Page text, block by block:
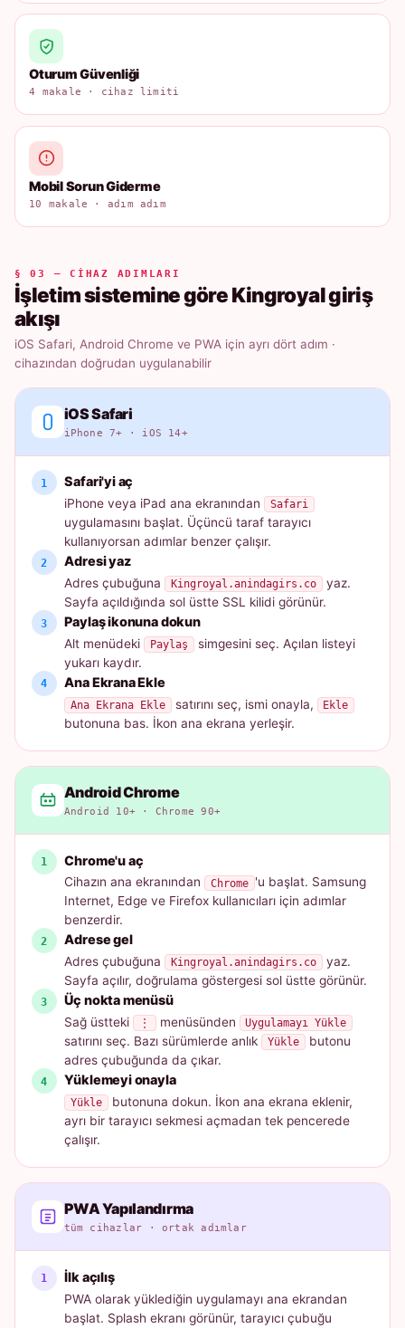
Oturum Güvenliği
4 makale · cihaz limiti
Mobil Sorun Giderme
10 makale · adım adım
§ 03 — CIHAZ ADIMLARI
İşletim sistemine göre Kingroyal giriş
akışı
iOS Safari, Android Chrome ve PWA için ayrı dört adım ·
cihazından doğrudan uygulanabilir
iOS Safari
iPhone 7+ · iOS 14+
Safari'yi aç
iPhone veya iPad ana ekranından Safari
uygulamasını başlat. Üçüncü taraf tarayıcı
kullanıyorsan adımlar benzer çalışır.
Adresi yaz
Adres çubuğuna Kingroyal.anindagirs.co
yaz.
Sayfa açıldığında sol üstte SSL kilidi görünür.
Paylaş ikonuna dokun
Alt menüdeki Paylaş
simgesini seç. Açılan listeyi
yukarı kaydır.
Ana Ekrana Ekle
Ana Ekrana Ekle satırını seç, ismi onayla, Ekle
butonuna bas. İkon ana ekrana yerleşir.
Android Chrome
Android 10+ · Chrome 90+
Chrome'u aç
Cihazın ana ekranından Chrome 'u başlat. Samsung
Internet, Edge ve Firefox kullanıcıları için adımlar
benzerdir.
Adrese gel
Adres çubuğuna Kingroyal.anindagirs.co
yaz.
Sayfa açılır, doğrulama göstergesi sol üstte görünür.
Üç nokta menüsü
Sağ üstteki ⋮ menüsünden Uygulamayı Yükle
satırını seç. Bazı sürümlerde anlık Yükle
butonu
adres çubuğunda da çıkar.
Yüklemeyi onayla
Yükle
butonuna dokun. İkon ana ekrana eklenir,
ayrı bir tarayıcı sekmesi açmadan tek pencerede
çalışır.
PWA Yapılandırma
tüm cihazlar · ortak adımlar
İlk açılış
PWA olarak yüklediğin uygulamayı ana ekrandan
başlat. Splash ekranı görünür, tarayıcı çubuğu